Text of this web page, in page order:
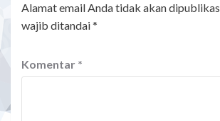
Alamat email Anda tidak akan
wajib ditandai*
Komentar *